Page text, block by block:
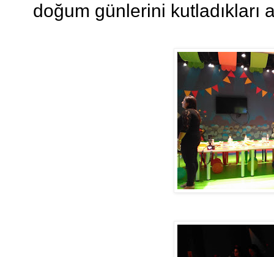
doğum günlerini kutladıkları